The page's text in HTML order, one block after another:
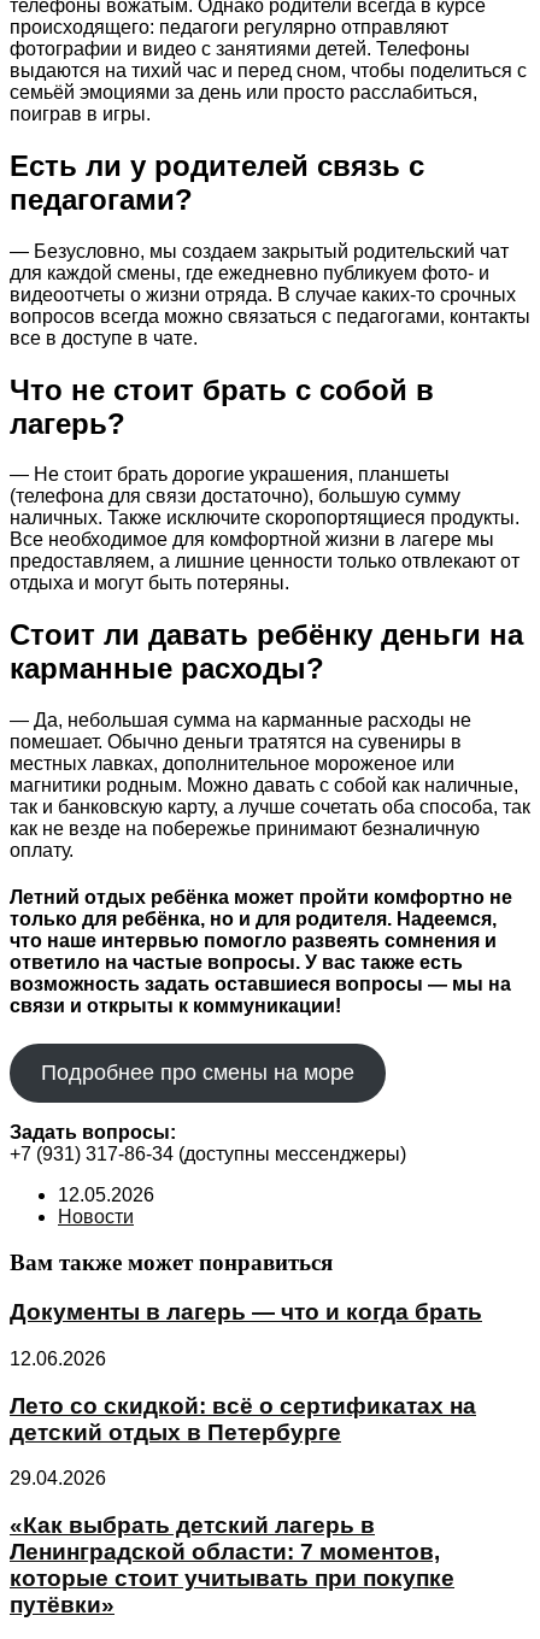
телефоны вожатым. Однако родители всегда в курсе
происходящего: педагоги регулярно отправляют
фотографии и видео с занятиями детей. Телефоны
выдаются на тихий час и перед сном, чтобы поделиться с
семьёй эмоциями за день или просто расслабиться,
поиграв в игры.
Есть ли у родителей связь с
педагогами?
— Безусловно, мы создаем закрытый родительский чат
для каждой смены, где ежедневно публикуем фото- и
видеоотчеты о жизни отряда. В случае каких-то срочных
вопросов всегда можно связаться с педагогами, контакты
все в доступе в чате.
Что не стоит брать с собой в
лагерь?
— Не стоит брать дорогие украшения, планшеты
(телефона для связи достаточно), большую сумму
наличных. Также исключите скоропортящиеся продукты.
Все необходимое для комфортной жизни в лагере мы
предоставляем, а лишние ценности только отвлекают от
отдыха и могут быть потеряны.
Стоит ли давать ребёнку деньги на
карманные расходы?
— Да, небольшая сумма на карманные расходы не
помешает. Обычно деньги тратятся на сувениры в
местных лавках, дополнительное мороженое или
магнитики родным. Можно давать с собой как наличные,
так и банковскую карту, а лучше сочетать оба способа, так
как не везде на побережье принимают безналичную
оплату.
Летний отдых ребёнка может пройти комфортно не
только для ребёнка, но и для родителя. Надеемся,
что наше интервью помогло развеять сомнения и
ответило на частые вопросы. У вас также есть
возможность задать оставшиеся вопросы — мы на
связи и открыты к коммуникации!
Подробнее про смены на море
Задать вопросы:
+7 (931) 317-86-34 (доступны мессенджеры)
Запись
опубликована:
12.05.2026
Рубрика
Новости
Вам также может понравиться
Документы в лагерь — что и когда брать
12.06.2026
Лето со скидкой: всё о сертификатах на
детский отдых в Петербурге
29.04.2026
«Как выбрать детский лагерь в
Ленинградской области: 7 моментов,
которые стоит учитывать при покупке
путёвки»